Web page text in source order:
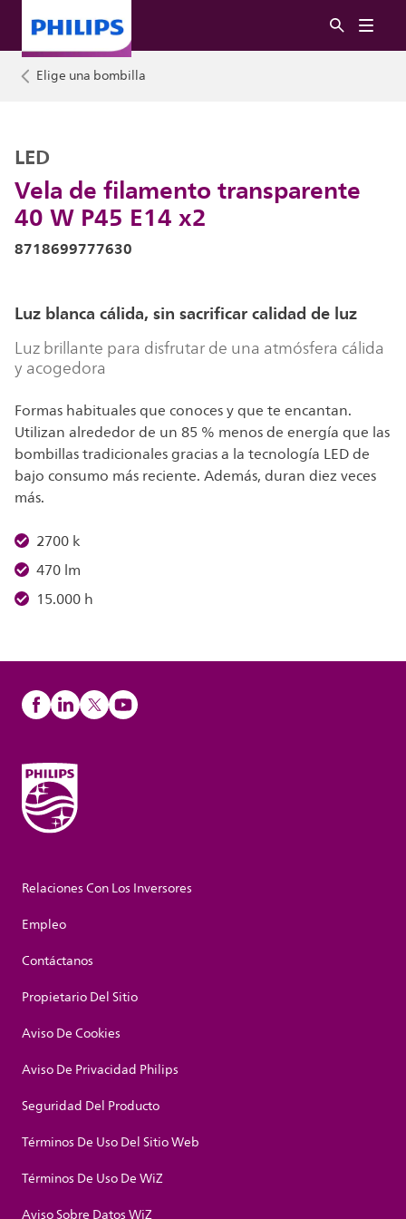
Elige una bombilla
Vela de filamento transparente
40 W P45 E14 x2
LED
8718699777630
Luz blanca cálida, sin sacrificar calidad de luz
Luz brillante para disfrutar de una atmósfera cálida
y acogedora
Formas habituales que conoces y que te encantan.
Utilizan alrededor de un 85 % menos de energía que las
bombillas tradicionales gracias a la tecnología LED de
bajo consumo más reciente. Además, duran diez veces
más.
2700 k
470 lm
15.000 h
Relaciones Con Los Inversores
Empleo
Contáctanos
Propietario Del Sitio
Aviso De Cookies
Aviso De Privacidad Philips
Seguridad Del Producto
Términos De Uso Del Sitio Web
Términos De Uso De WiZ